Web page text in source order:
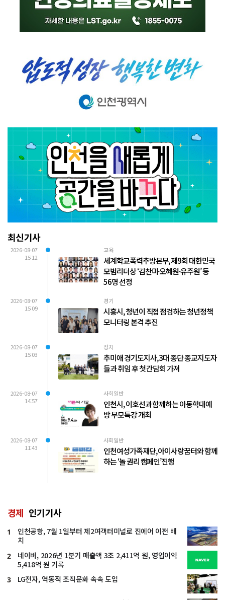
최신기사
2026-08-07
15:12
교육
세계학교폭력추방본부, 제9회 대한민국
모범리더상 ‘김찬미·오혜원·유주원’ 등
56명 선정
2026-08-07
15:09
경기
시흥시, 청년이 직접 점검하는 청년정책
모니터링 본격 추진
2026-08-07
15:03
정치
추미애 경기도지사, 3대 종단 종교지도자
들과 취임 후 첫 간담회 가져
2026-08-07
14:57
사회일반
인천시, 이호선과 함께하는 아동학대예
방 부모특강 개최
2026-08-07
11:43
사회일반
인천여성가족재단, 아이사랑꿈터와 함께
하는 ‘놀 권리 캠페인’진행
경제 인기기사
1
인천공항, 7월 1일부터 제2여객터미널로 진에어 이전 배
치
2
네이버, 2026년 1분기 매출액 3조 2,411억 원, 영업이익
5,418억 원 기록
3 LG전자, 역동적 조직문화 속속 도입